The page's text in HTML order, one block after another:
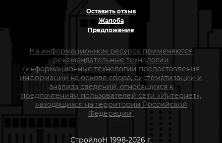
Оставить отзыв
Жалоба
Предложение
На информационном ресурсе применяются
рекомендательные технологии
(информационные технологии предоставления
информации на основе сбора, систематизации и
анализа сведений, относящихся к
предпочтениям пользователей сети «Интернет»,
находящихся на территории Российской
Федерации)
СтройлоН 1998-2026 г.